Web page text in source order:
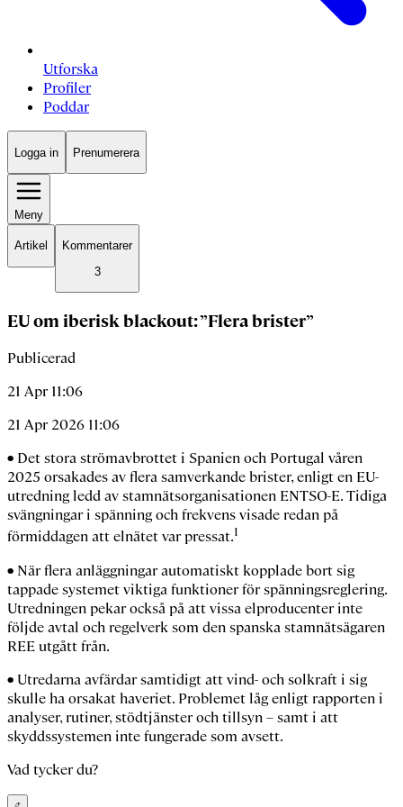
Utforska
Profiler
Poddar
Logga in Prenumerera
Meny
Artikel
Kommentarer
3
EU om iberisk blackout: ”Flera brister”
Publicerad
21 Apr 11:06
21 Apr 2026 11:06
• Det stora strömavbrottet i Spanien och Portugal våren
2025 orsakades av flera samverkande brister, enligt en EU-
utredning ledd av stamnätsorganisationen ENTSO-E. Tidiga
svängningar i spänning och frekvens visade redan på
förmiddagen att elnätet var pressat.1
• När flera anläggningar automatiskt kopplade bort sig
tappade systemet viktiga funktioner för spänningsreglering.
Utredningen pekar också på att vissa elproducenter inte
följde avtal och regelverk som den spanska stamnätsägaren
REE utgått från.
• Utredarna avfärdar samtidigt att vind- och solkraft i sig
skulle ha orsakat haveriet. Problemet låg enligt rapporten i
analyser, rutiner, stödtjänster och tillsyn – samt i att
skyddssystemen inte fungerade som avsett.
Vad tycker du?